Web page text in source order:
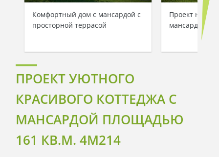
Комфортный дом с мансардой с
просторной террасой
Проект
мансардой
ПРОЕКТ УЮТНОГО
КРАСИВОГО КОТТЕДЖА С
МАНСАРДОЙ ПЛОЩАДЬЮ
161 КВ.М. 4M214